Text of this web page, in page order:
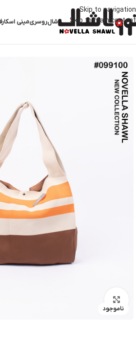
Skip to navigation
Skip to main content
شالروسریمینی
ناموجود